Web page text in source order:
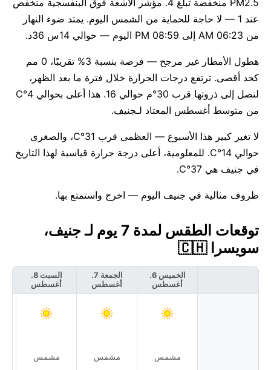
PM2.5 منخفضة تبلغ 4. مؤشر الأشعة فوق البنفسجية منخفض
عند 1 — لا حاجة للحماية من الشمس اليوم. يمتد ضوء النهار
من 06:23 AM إلى 08:59 PM اليوم — حوالي 14س 36د.
هطول الأمطار غير مرجح — فرصة بنسبة 3% تقريبًا، 0 مم
كحد أقصى. ترتفع درجات الحرارة خلال فترة ما بعد الظهر،
لتصل إلى ذروتها قرب 30°م حوالي 16. هذا أعلى بحوالي 4°C
من متوسط أغسطس المعتاد لـجنيف.
لا تغير كبير هذا الأسبوع — العظمى قرب 31°C، والصغرى
حوالي 14°C. للمعلومية، أعلى درجة حرارة قياسية لهذا التاريخ
في جنيف هي 37°C.
ظروف مثالية في جنيف اليوم — اخرج واستمتع بها.
توقعات الطقس لمدة 7 يوم لـ جنيف،
سويسرا 🇨🇭
الخميس 6.
أغسطس
مشمس
الجمعة 7.
أغسطس
مشمس
السبت 8.
أغسطس
مشمس